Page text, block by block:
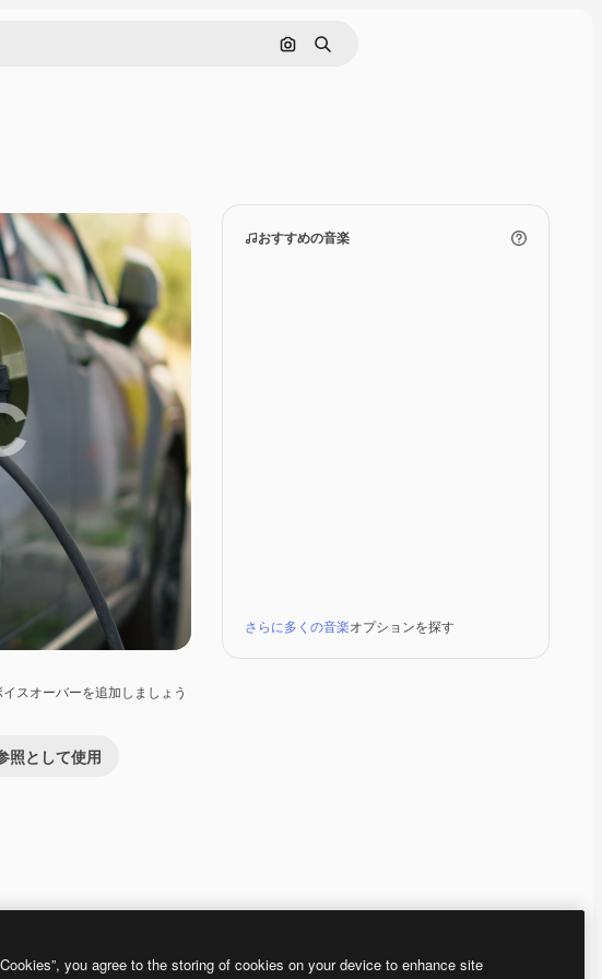
画像で検索
検索
スオーバーを追加しましょう
照として使用
おすすめの音楽
さらに多くの音楽オプションを探す
you agree to the storing of cookies on your device to enhance site